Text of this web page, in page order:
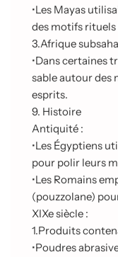
•Les Mayas
des motifs rituels
3.Afrique
•Dans certaines
sable autour des
esprits.
9. Histoire
Antiquité :
•Les Égyptiens
pour polir leurs
•Les Romains
(pouzzolane)
XIXe siècle :
1.Produits
•Poudres